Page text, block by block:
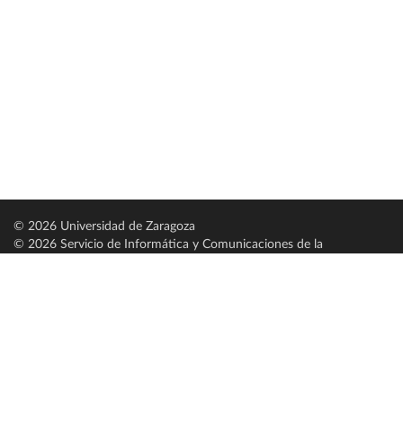
© 2026 Universidad de Zaragoza
© 2026 Servicio de Informática y Comunicaciones de la